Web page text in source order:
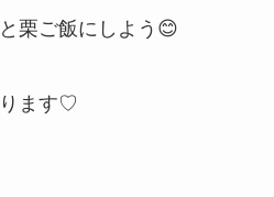
栗ご飯にしよう😊
ます♡